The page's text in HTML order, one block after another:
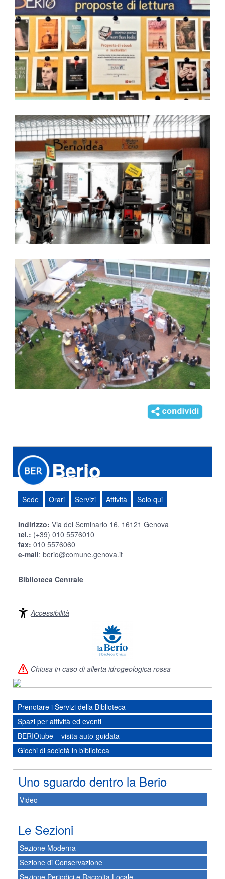
Berio
Sede Orari Servizi Attività Solo qui
Indirizzo: Via del Seminario 16, 16121 Genova
tel.: (+39) 010 5576010
fax: 010 5576060
e-mail: berio@comune.genova.it
Biblioteca Centrale
Accessibilità
Chiusa in caso di allerta idrogeologica rossa
Prenotare i Servizi della Biblioteca
Spazi per attività ed eventi
BERIOtube – visita auto-guidata
Giochi di società in biblioteca
Uno sguardo dentro la Berio
Video
Le Sezioni
Sezione Moderna
Sezione di Conservazione